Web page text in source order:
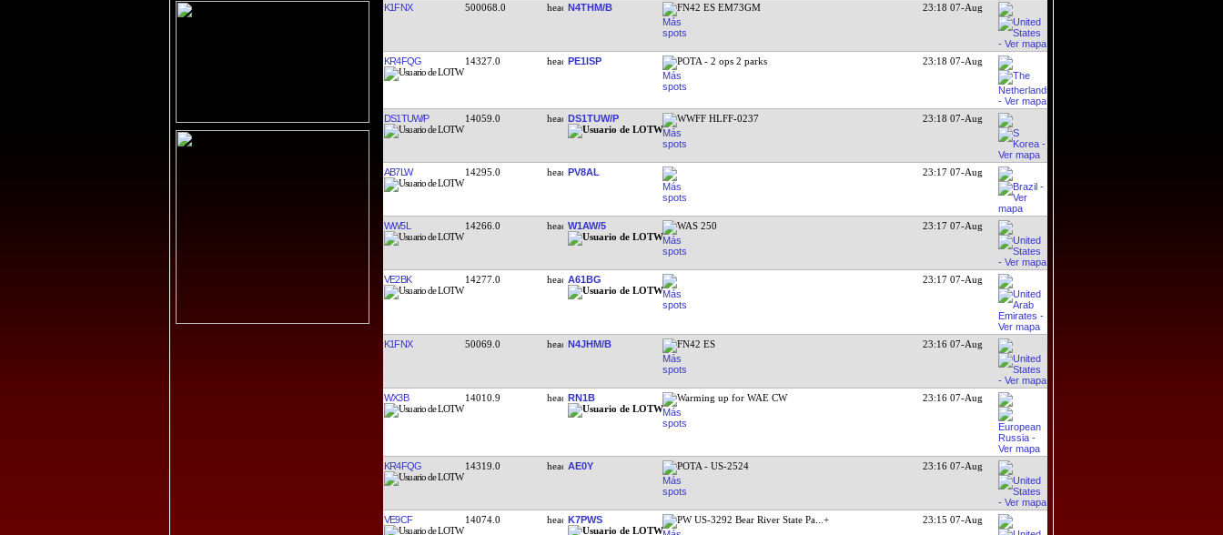
K1FNX 500068.0 N4THM/B FN42 ES EM73GM 23:18 07-Aug
KR4FQG 14327.0 PE1ISP POTA - 2 ops 2 parks 23:18 07-Aug
DS1TUW/P 14059.0 DS1TUW/P WWFF HLFF-0237 23:18 07-Aug
AB7LW 14295.0 PV8AL 23:17 07-Aug
WW5L 14266.0 W1AW/5 WAS 250 23:17 07-Aug
VE2BK 14277.0 A61BG 23:17 07-Aug
K1FNX 50069.0 N4JHM/B FN42 ES 23:16 07-Aug
WX3B 14010.9 RN1B Warming up for WAE CW 23:16 07-Aug
KR4FQG 14319.0 AE0Y POTA - US-2524 23:16 07-Aug
VE9CF 14074.0 K7PWS PW US-3292 Bear River State Pa ...+ 23:15 07-Aug